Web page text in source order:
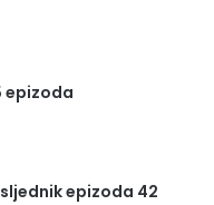
epizoda
epizoda 42